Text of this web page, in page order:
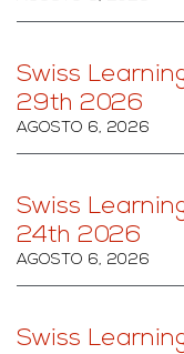
Swiss
29th 2026
AGOSTO 6, 2026
Swiss
24th 2026
AGOSTO 6, 2026
Swiss